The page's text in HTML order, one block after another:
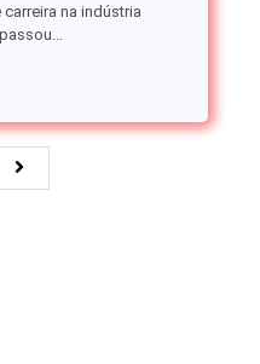
na indústria